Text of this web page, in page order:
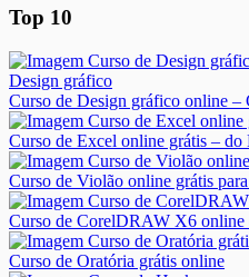
Top 10
Curso de Design gráfico online
Curso de Excel online grátis – do
Curso de Violão online grátis
Curso de CorelDRAW X6 online
Curso de Oratória grátis online